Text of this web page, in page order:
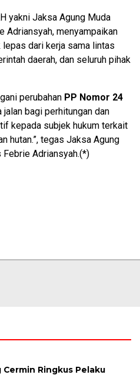
yakni Jaksa Agung Muda
Adriansyah, menyampaikan
dari kerja sama lintas
daerah, dan seluruh pihak
perubahan PP Nomor 24
jalan bagi perhitungan dan
kepada subjek hukum terkait
hutan.”, tegas Jaksa Agung
Febrie Adriansyah.(*)
Ringkus Pelaku